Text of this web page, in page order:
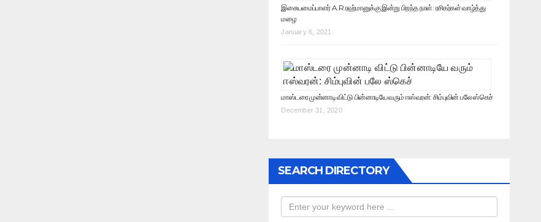
இசையமைப்பாளர் A.R.ரஹ்மானுக்கு இன்று பிறந்த நாள்: ரசிகர்கள் வாழ்த்து
மழை
January 6, 2021
மாஸ்டரை முன்னாடி விட்டு பின்னாடியே வரும் ஈஸ்வரன்: சிம்புவின் பலே ஸ்கெச்
December 31, 2020
SEARCH DIRECTORY